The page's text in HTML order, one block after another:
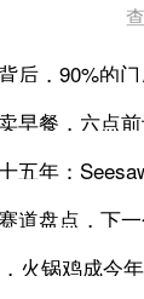
后，90%的
意作秀？
早餐，六点
五年：
何结出了不同
道盘点，下
火锅鸡成今